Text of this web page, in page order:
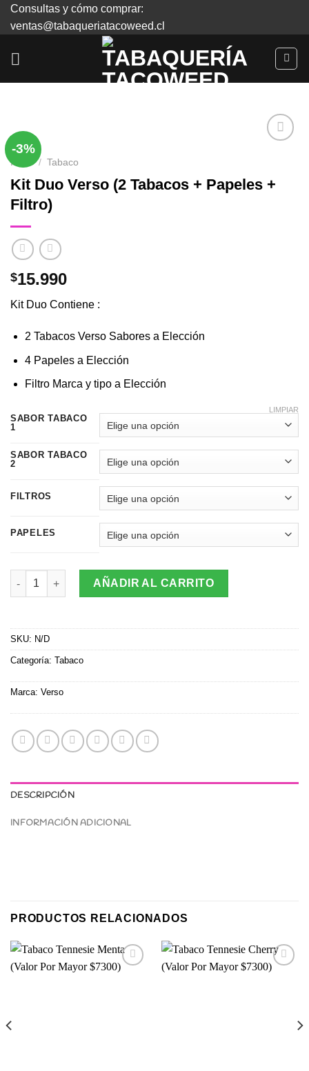
SkipConsultas y cómo comprar:
ventas@tabaqueriatacoweed.cl
-3%
Agregar
a
Inicio / Tabaco
Kit Duo Verso (2 Tabacos + Papeles +
Filtro)
$15.990
Kit Duo Contiene :
2 Tabacos Verso Sabores a Elección
4 Papeles a Elección
Filtro Marca y tipo a Elección
SABOR TABACO
1
SABOR TABACO
2
FILTROS
PAPELES
LIMPIAR
Kit Duo Verso (2 Tabacos + Papeles + Filtro) cantidad
AÑADIR AL CARRITO
SKU: N/D
Categoría: Tabaco
Marca: Verso
DESCRIPCIÓN
INFORMACIÓN ADICIONAL
PRODUCTOS RELACIONADOS